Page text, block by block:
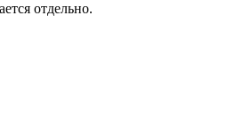
отдельно.